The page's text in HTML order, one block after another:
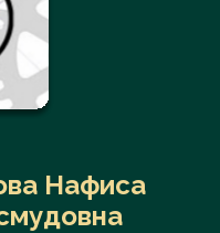
Нафиса